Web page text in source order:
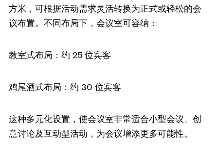
方米，可根据活动需求灵活转换为正式或轻松的会
议布置。不同布局下，会议室可容纳：
教室式布局：约 25 位宾客
鸡尾酒式布局：约 30 位宾客
这种多元化设置，使会议室非常适合小型会议、创
意讨论及互动型活动，为会议增添更多可能性。